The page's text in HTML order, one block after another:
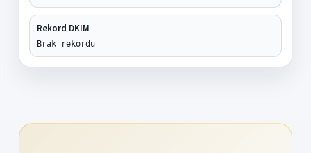
Rekord DKIM
Brak rekordu